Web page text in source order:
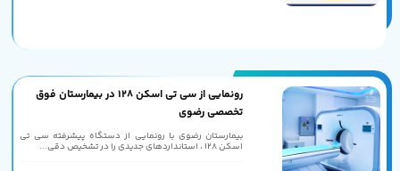
رونمایی از سی تی اسکن 128 در بیمارستان فوق
تخصصی رضوی
بیمارستان رضوی با رونمایی از دستگاه پیشرفته سی تی
اسکن 128 ، استانداردهای جدیدی را در تشخیص دقی...